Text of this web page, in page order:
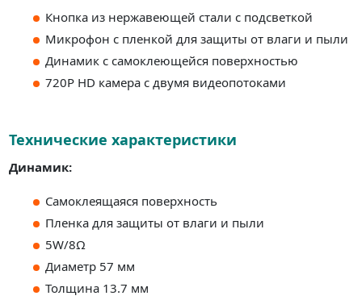
Кнопка из нержавеющей стали с подсветкой
Микрофон с пленкой для защиты от влаги и пыли
Динамик с самоклеющейся поверхностью
720P HD камера с двумя видеопотоками
Технические характеристики
Динамик:
Самоклеящаяся поверхность
Пленка для защиты от влаги и пыли
5W/8Ω
Диаметр 57 мм
Толщина 13.7 мм